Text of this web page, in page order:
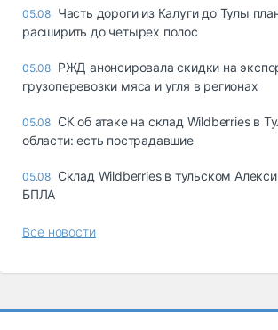
05.08 Часть дороги из Калуги до Тулы
расширить до четырех полос
05.08 РЖД анонсировала скидки на
грузоперевозки мяса и угля в регионах
05.08 СК об атаке на склад Wildberries в
области: есть пострадавшие
05.08 Склад Wildberries в тульском
БПЛА
Все новости